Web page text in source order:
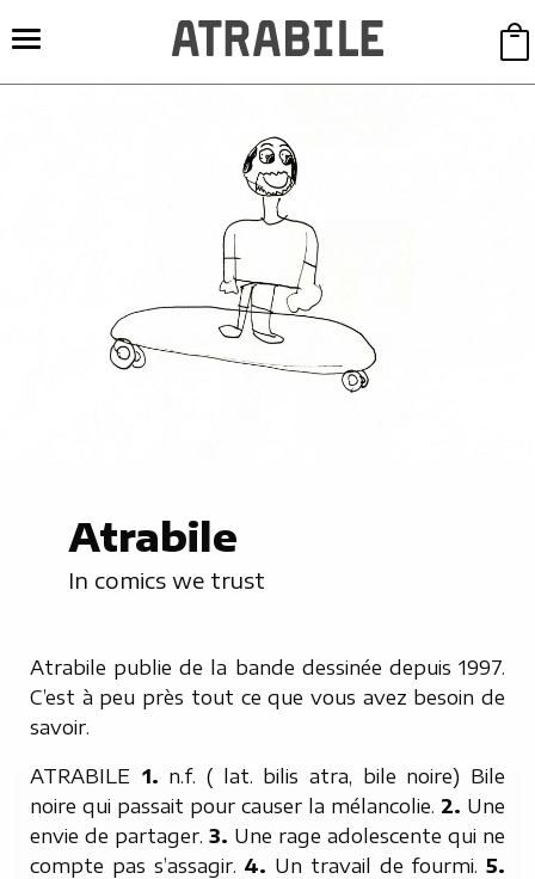
Atrabile
In comics we trust
Atrabile publie de la bande dessinée depuis 1997.
C’est à peu près tout ce que vous avez besoin de
savoir.
ATRABILE 1. n.f. ( lat. bilis atra, bile noire) Bile
noire qui passait pour causer la mélancolie. 2. Une
envie de partager. 3. Une rage adolescente qui ne
compte pas s’assagir. 4. Un travail de fourmi. 5.